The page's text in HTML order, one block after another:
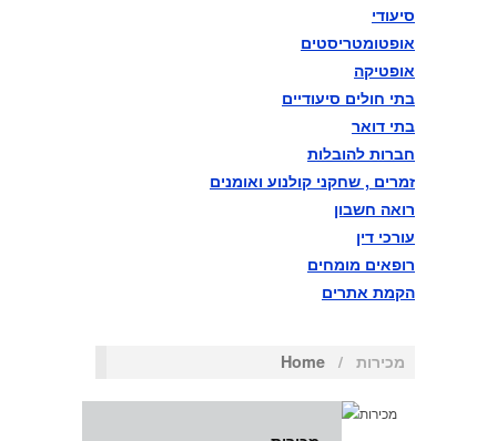
השלישי במתכונת פתע באגף
התקשוב וההגנה בסייבר
סיעודי
אופטומטריסטים
אופטיקה
בתי חולים סיעודיים
בתי דואר
חברות להובלות
זמרים , שחקני קולנוע ואומנים
רואה חשבון
עורכי דין
רופאים מומחים
הקמת אתרים
Home / מכירות
מבזקים ניוזליין פוסט